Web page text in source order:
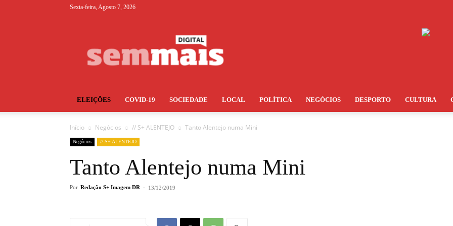
Sexta-feira, Agosto 7, 2026
ELEIÇÕES COVID-19 SOCIEDADE LOCAL POLÍTICA NEGÓCIOS DESPORTO CULTURA
Início Negócios // S+ ALENTEJO Tanto Alentejo numa Mini
Negócios // S+ ALENTEJO
Tanto Alentejo numa Mini
Por Redação S+ Imagem DR - 13/12/2019